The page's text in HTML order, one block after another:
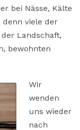
bei Nässe, Kälte
denn viele der
Landschaft,
bewohnten
Wir
wenden
uns wieder
nach